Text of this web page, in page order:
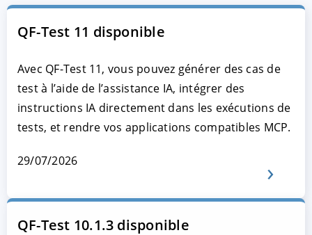
QF-Test 11 disponible
Avec QF-Test 11, vous pouvez générer des cas de
test à l’aide de l’assistance IA, intégrer des
instructions IA directement dans les exécutions de
tests, et rendre vos applications compatibles MCP.
29/07/2026
QF-Test 10.1.3 disponible